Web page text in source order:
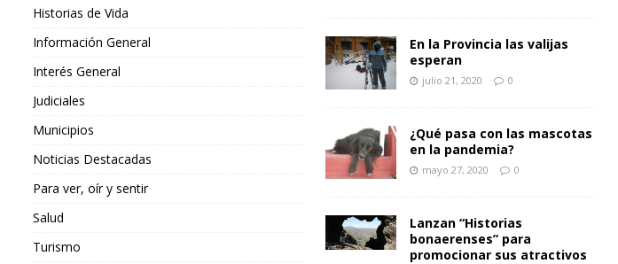
Historias de Vida
Información General
Interés General
Judiciales
Municipios
Noticias Destacadas
Para ver, oír y sentir
Salud
Turismo
En la Provincia las valijas
esperan
julio 21, 2020 0
¿Qué pasa con las mascotas
en la pandemia?
mayo 27, 2020 0
Lanzan “Historias
bonaerenses” para
promocionar sus atractivos